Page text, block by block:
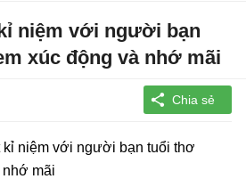
niệm với người bạn
xúc động và nhớ mãi
kỉ niệm với người bạn tuổi thơ
nhớ mãi